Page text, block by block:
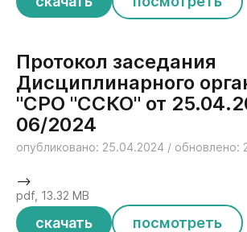
Протокол заседания
Дисциплинарного
"СРО "ССКО" от
06/2024
опубликовано: 25.04.2024 / обновлено:
скачать посмотреть
-->
pdf, 13.32 MB